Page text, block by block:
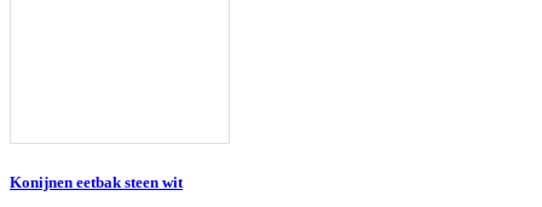
Konijnen eetbak steen wit